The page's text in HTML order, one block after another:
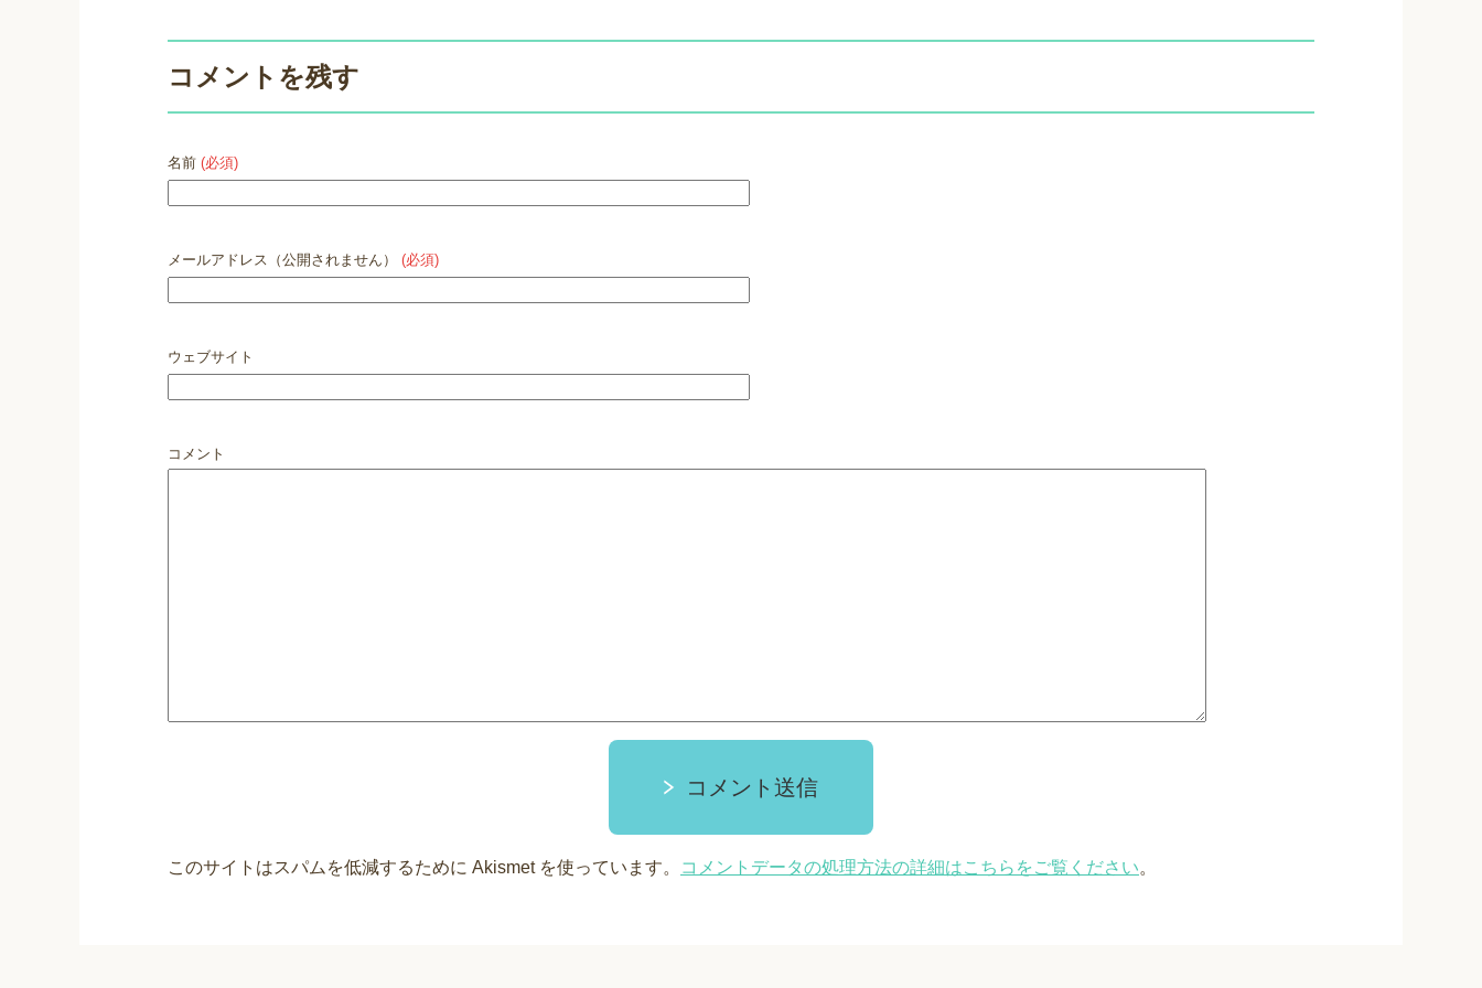
コメントを残す
名前 (必須)
メールアドレス（公開されません） (必須)
ウェブサイト
コメント
コメント送信
このサイトはスパムを低減するために Akismet を使っています。 コメントデータの処理方法の詳細はこちらをご覧ください。